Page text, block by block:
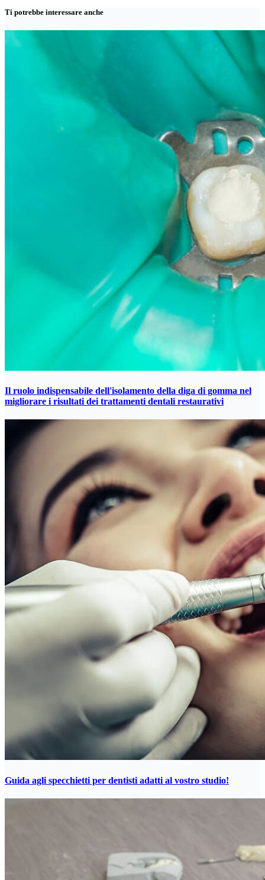
Ti potrebbe interessare anche
Il ruolo indispensabile dell'isolamento della diga di gomma nel
migliorare i risultati dei trattamenti dentali restaurativi
Guida agli specchietti per dentisti adatti al vostro studio!